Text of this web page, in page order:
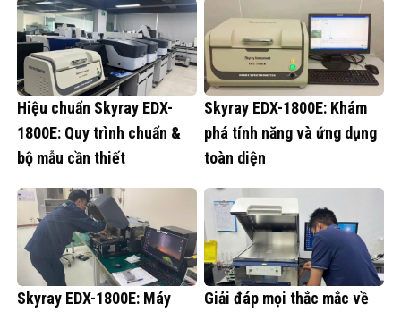
Hiệu chuẩn Skyray EDX-
1800E: Quy trình chuẩn &
bộ mẫu cần thiết
Skyray EDX-1800E: Khám
phá tính năng và ứng dụng
toàn diện
Skyray EDX-1800E: Máy
Giải đáp mọi thắc mắc về